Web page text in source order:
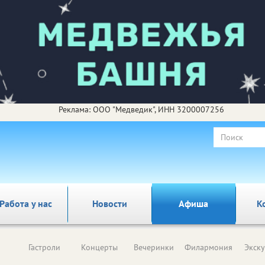
Реклама: ООО "Медведик", ИНН 3200007256
у нас Новости Афиша
Гастроли Концерты Вечеринки Филармония